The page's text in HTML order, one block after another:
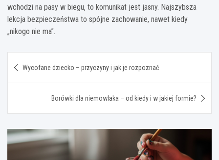
wchodzi na pasy w biegu, to komunikat jest jasny. Najszybsza
lekcja bezpieczeństwa to spójne zachowanie, nawet kiedy
„nikogo nie ma”.
wpisu
Wycofane dziecko – przyczyny i jak je rozpoznać
Borówki dla niemowlaka – od kiedy i w jakiej formie?